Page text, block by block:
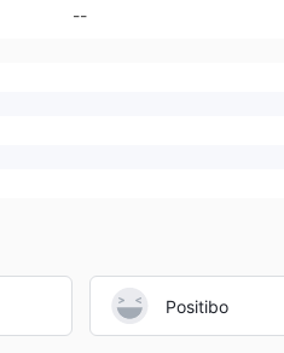
--
Positibo